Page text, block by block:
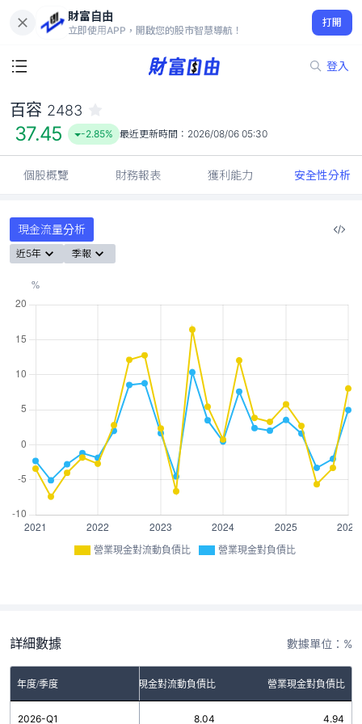
財富自由
立即使用APP，開啟您的股市智慧導航！
打開
登入
37.45
-2.85%
百容 2483
37.45 -2.85% 最近更新時間： 2026/08/06 05:30
個股概覽 財務報表 獲利能力 安全性分析
現金流量分析
近5年 季報
營業現金對流動負債比 營業現金對負債比
詳細數據 數據單位：%
年度/季度 營業現金對流動負債比 營業現金對負債比
2026-Q1 8.04 4.94